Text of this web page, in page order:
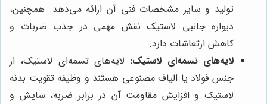
تولید و سایر مشخصات فنی آن ارائه می‌دهد. همچنین،
دیواره جانبی لاستیک نقش مهمی در جذب ضربات و
کاهش ارتعاشات دارد.
لایه‌های تسمه‌ای لاستیک: لایه‌های تسمه‌ای لاستیک، از
جنس فولاد یا الیاف مصنوعی هستند و وظیفه تقویت بدنه
لاستیک و افزایش مقاومت آن در برابر ضربه، سایش و